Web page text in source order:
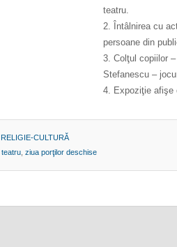
teatru.
2. Întâlnirea cu
persoane din
3. Colţul copiilor
Stefanescu –
4. Expoziţie afişe
RELIGIE-CULTURĂ
teatru, ziua porţilor deschise